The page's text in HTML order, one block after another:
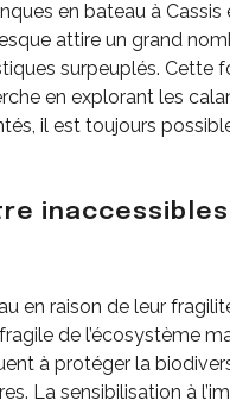
en bateau à Cassis
attire un grand
surpeuplés. Cette
en explorant les
il est toujours
en raison de leur
de l’écosystème
à protéger la
La sensibilisation à